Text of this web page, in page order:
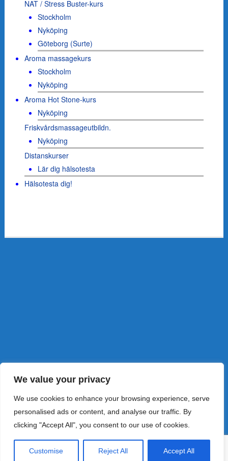
We value your privacy
We use cookies to enhance your browsing experience, serve
personalised ads or content, and analyse our traffic. By
clicking "Accept All", you consent to our use of cookies.
Customise Reject All Accept All
NAT / Stress Buster-kurs
Stockholm
Nyköping
Göteborg (Surte)
Aroma massagekurs
Stockholm
Nyköping
Aroma Hot Stone-kurs
Nyköping
Friskvårdsmassageutbildn.
Nyköping
Distanskurser
Lär dig hälsotesta
Hälsotesta dig!